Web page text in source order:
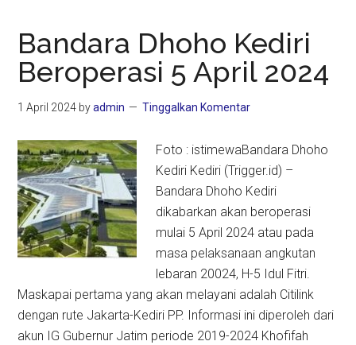
Bandara Dhoho Kediri
Beroperasi 5 April 2024
1 April 2024 byadmin Tinggalkan Komentar
Foto : istimewaBandara Dhoho
Kediri Kediri (Trigger.id) –
Bandara Dhoho Kediri
dikabarkan akan beroperasi
mulai 5 April 2024 atau pada
masa pelaksanaan angkutan
lebaran 20024, H-5 Idul Fitri.
Maskapai pertama yang akan melayani adalah Citilink
dengan rute Jakarta-Kediri PP. Informasi ini diperoleh dari
akun IG Gubernur Jatim periode 2019-2024 Khofifah